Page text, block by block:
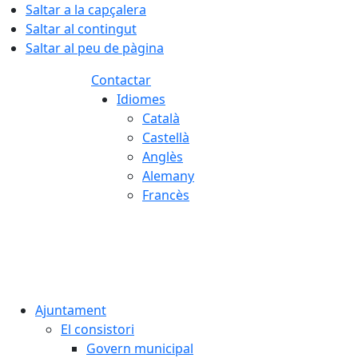
Saltar a la capçalera
Saltar al contingut
Saltar al peu de pàgina
Contactar
Idiomes
Català
Castellà
Anglès
Alemany
Francès
Ajuntament
El consistori
Govern municipal